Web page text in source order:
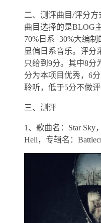
二、测评曲目/评分方
曲目选择的是BLOG
70%日系+30%大编
显偏日系音乐。评分
只给到9分。其中8分
分为本项目优秀，6
聆听，低于5分不做评
三、测评
1、歌曲名：Star Sky
Hell，专辑名：